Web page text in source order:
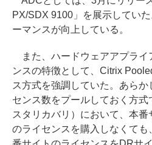
PX/SDX 9100」を展示してい
ーマンスが向上している。
また、ハードウェアアプライ
ンスの特徴として、Citrix
ス方式を強調していた。あらか
センス数をプールしておく方
スタリカバリ）において、本
のライセンスを購入しなくて